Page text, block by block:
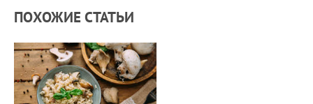
ПОХОЖИЕ СТАТЬИ